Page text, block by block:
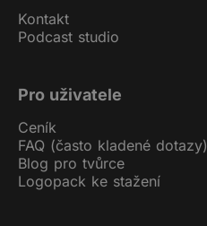
Kontakt
Podcast studio
Pro uživatele
Ceník
FAQ (často kladené dotazy)
Blog pro tvůrce
Logopack ke stažení